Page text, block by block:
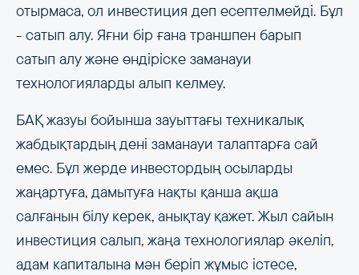
отырмаса, ол инвестиция деп есептелмейді. Бұл
- сатып алу. Яғни бір ғана траншпен барып
сатып алу және өндіріске заманауи
технологияларды алып келмеу.
БАҚ жазуы бойынша зауыттағы техникалық
жабдықтардың дені заманауи талаптарға сай
емес. Бұл жерде инвестордың осыларды
жаңартуға, дамытуға нақты қанша ақша
салғанын білу керек, анықтау қажет. Жыл сайын
инвестиция салып, жаңа технологиялар әкеліп,
адам капиталына мән беріп жұмыс істесе,